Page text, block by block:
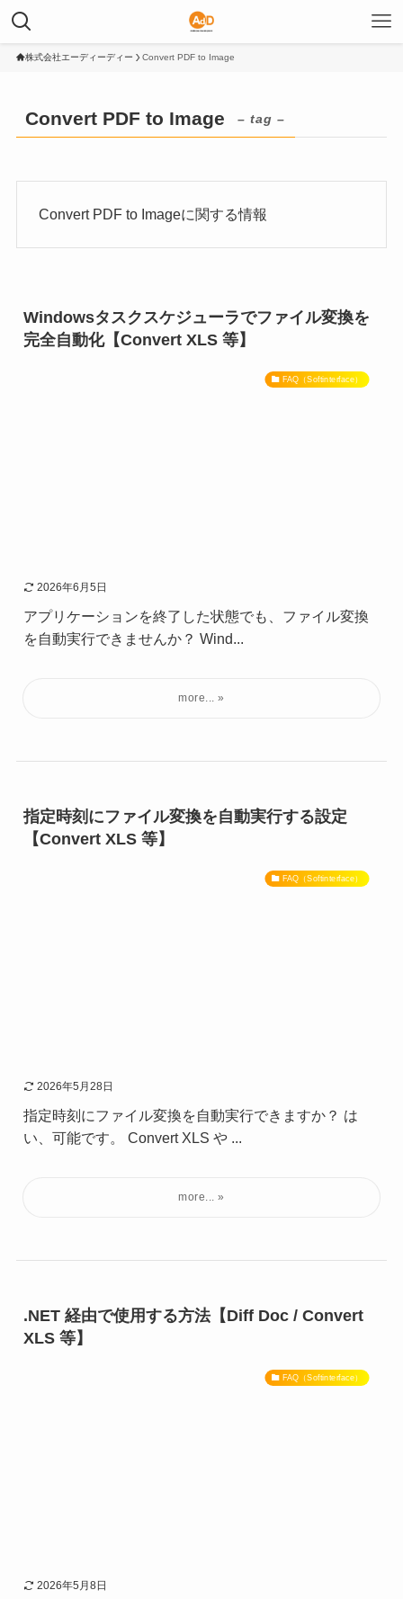
株式会社エーディーディー Convert PDF to Image
Convert PDF to Image – tag –
Convert PDF to Imageに関する情報
Windowsタスクスケジューラでファイル変換を
完全自動化【Convert XLS 等】
FAQ（Softinterface）
2026年6月5日
アプリケーションを終了した状態でも、ファイル変換
を自動実行できませんか？ Wind...
指定時刻にファイル変換を自動実行する設定
【Convert XLS 等】
FAQ（Softinterface）
2026年5月28日
指定時刻にファイル変換を自動実行できますか？ は
い、可能です。 Convert XLS や ...
.NET 経由で使用する方法【Diff Doc / Convert
XLS 等】
FAQ（Softinterface）
2026年5月8日